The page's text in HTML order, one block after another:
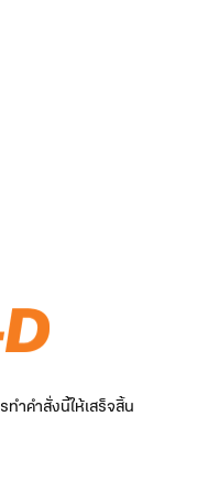
ำคำสั่งนี้ให้เสร็จสิ้น